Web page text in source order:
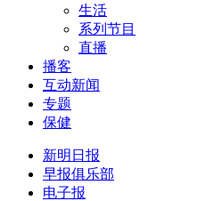
生活
系列节目
直播
播客
互动新闻
专题
保健
新明日报
早报俱乐部
电子报